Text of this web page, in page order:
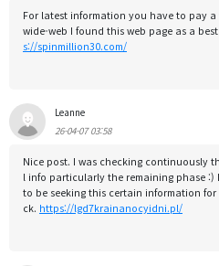
For latest information you have to pay
wide-web I found this web page as a
s://spinmillion30.com/
Leanne
26-04-07 03:58
Nice post. I was checking continuously
l info particularly the remaining phase :)
to be seeking this certain information
ck. https://lgd7krainanocyidni.pl/